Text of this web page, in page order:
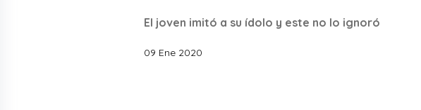
El joven imitó a su ídolo y este no lo ignoró
09 Ene 2020